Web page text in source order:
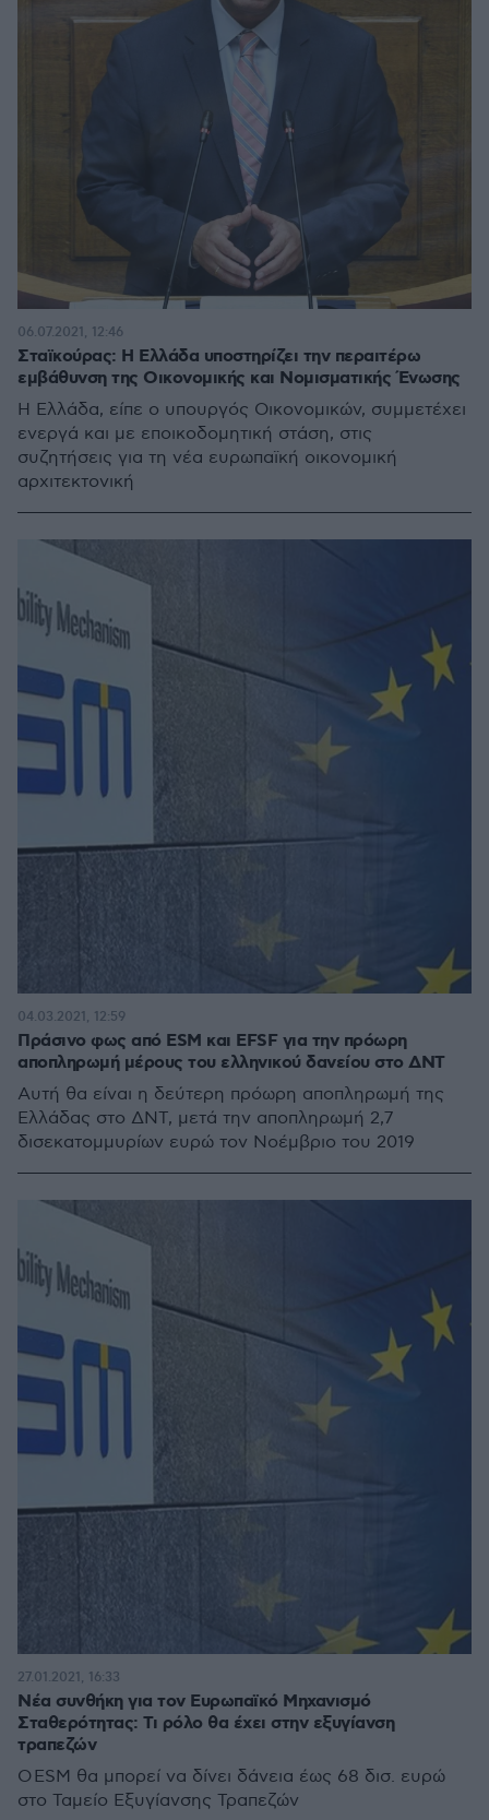
Σταϊκούρας: Η Ελλάδα υποστηρίζει την περαιτέρω
εμβάθυνση της Οικονομικής και Νομισματικής Ένωσης
Η Ελλάδα, είπε ο υπουργός Οικονομικών, συμμετέχει
ενεργά και με εποικοδομητική στάση, στις
συζητήσεις για τη νέα ευρωπαϊκή οικονομική
αρχιτεκτονική
06.07.2021, 12:46
Πράσινο φως από ESM και EFSF για την πρόωρη
αποπληρωμή μέρους του ελληνικού δανείου στο ΔΝΤ
Αυτή θα είναι η δεύτερη πρόωρη αποπληρωμή της
Ελλάδας στο ΔΝΤ, μετά την αποπληρωμή 2,7
δισεκατομμυρίων ευρώ τον Νοέμβριο του 2019
04.03.2021, 12:59
Nέα συνθήκη για τον Ευρωπαϊκό Μηχανισμό
Σταθερότητας: Τι ρόλο θα έχει στην εξυγίανση
τραπεζών
O ESM θα μπορεί να δίνει δάνεια έως 68 δισ. ευρώ
στο Ταμείο Εξυγίανσης Τραπεζών
27.01.2021, 16:33